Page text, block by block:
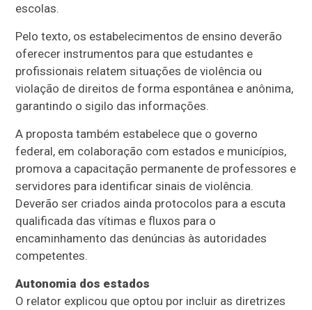
escolas.
Pelo texto, os estabelecimentos de ensino deverão
oferecer instrumentos para que estudantes e
profissionais relatem situações de violência ou
violação de direitos de forma espontânea e anônima,
garantindo o sigilo das informações.
A proposta também estabelece que o governo
federal, em colaboração com estados e municípios,
promova a capacitação permanente de professores e
servidores para identificar sinais de violência.
Deverão ser criados ainda protocolos para a escuta
qualificada das vítimas e fluxos para o
encaminhamento das denúncias às autoridades
competentes.
Autonomia dos estados
O relator explicou que optou por incluir as diretrizes